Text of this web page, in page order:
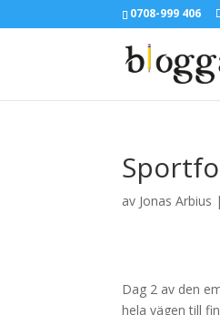
0708-999 406
av Jonas Arbius |
Dag 2 av den
hela vägen till